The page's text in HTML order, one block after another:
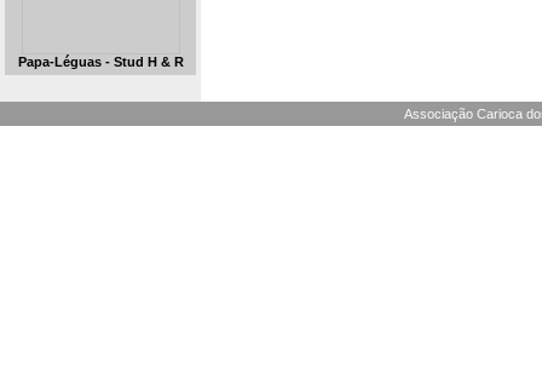
Papa-Léguas - Stud H & R
Associação Carioca